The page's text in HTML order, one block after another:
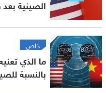
الصينية
خاص
ما الذي
بالنسبة